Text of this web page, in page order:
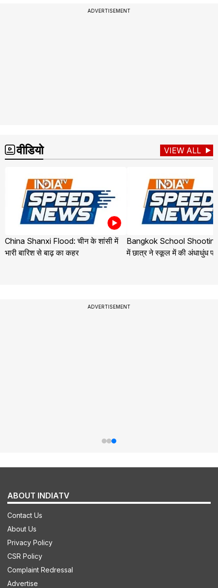
ADVERTISEMENT
वीडियो VIEW ALL
China Shanxi Flood: चीन के शांसी में
भारी बारिश से बाढ़ का कहर
Bangkok School
में छात्र ने स्कूल में की अंधाधुंध
ADVERTISEMENT
ABOUT INDIATV
Contact Us
About Us
Privacy Policy
CSR Policy
Complaint Redressal
Advertise